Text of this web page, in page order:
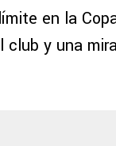
en la
y una